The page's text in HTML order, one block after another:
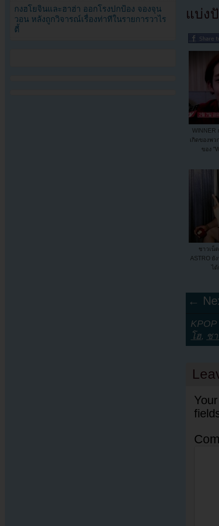
แบ่ง
WINNER
เกิดของพว
ของ
ชาวเน็
ASTRO ยั
ไ
←
โฮ, ช
กงฮโยจินและฮาฮ่า ออกโรงปกป้อง จองจุน
วอน หลังถูกวิจารณ์เรื่องท่าทีในรายการวาไร
ตี้